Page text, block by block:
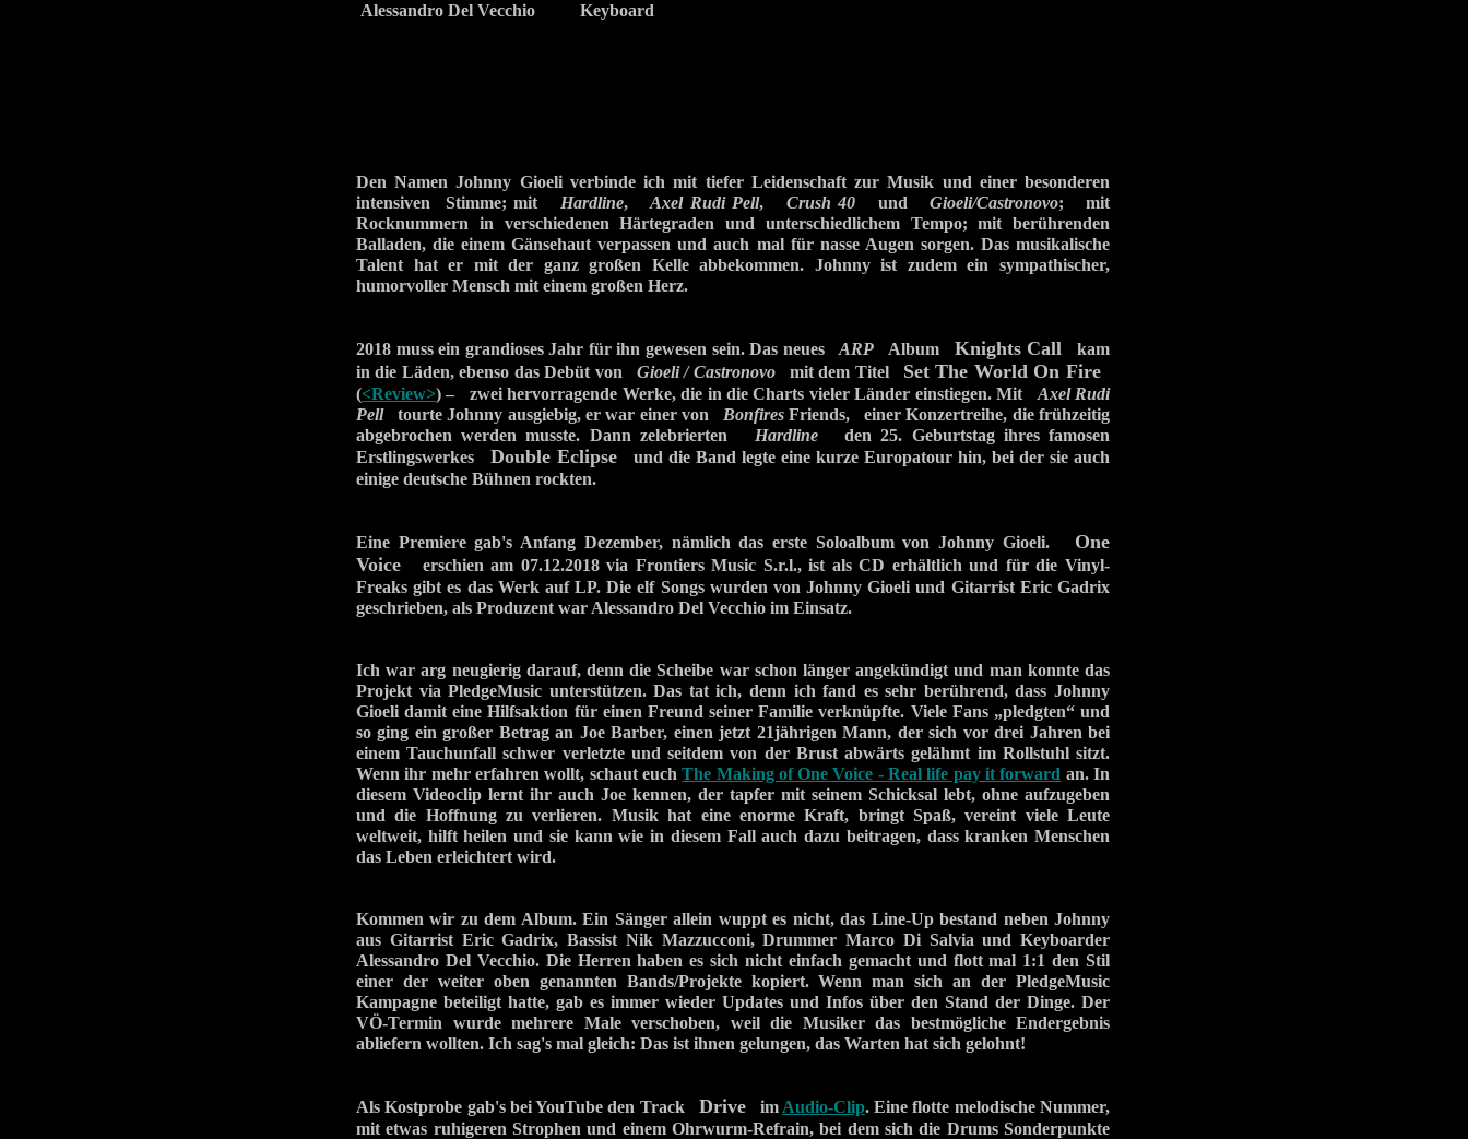
Alessandro Del Vecchio
Keyboard
Den Namen Johnny Gioeli verbinde ich mit tiefer Leidenschaft zur Musik und einer besonderen
intensiven Stimme; mit Hardline, Axel Rudi Pell, Crush 40 und Gioeli/Castronovo; mit
Rocknummern in verschiedenen Härtegraden und unterschiedlichem Tempo; mit berührenden
Balladen, die einem Gänsehaut verpassen und auch mal für nasse Augen sorgen. Das musikalische
Talent hat er mit der ganz großen Kelle abbekommen. Johnny ist zudem ein sympathischer,
humorvoller Mensch mit einem großen Herz.
2018 muss ein grandioses Jahr für ihn gewesen sein. Das neuesARP Album Knights Call kam
in die Läden, ebenso das Debüt von Gioeli / Castronovomit dem Titel Set The World On Fire
(<Review>) – zwei hervorragende Werke, die in die Charts vieler Länder einstiegen. Mit Axel Rudi
Pelltourte Johnny ausgiebig, er war einer von BonfiresFriends, einer Konzertreihe, die frühzeitig
abgebrochen werden musste. Dann zelebrierten Hardlineden 25. Geburtstag ihres famosen
Erstlingswerkes Double Eclipse und die Band legte eine kurze Europatour hin, bei der sie auch
einige deutsche Bühnen rockten.
Eine Premiere gab's Anfang Dezember, nämlich das erste Soloalbum von Johnny Gioeli. One
Voice erschien am 07.12.2018 via Frontiers Music S.r.l., ist als CD erhältlich und für die Vinyl-
Freaks gibt es das Werk auf LP. Die elf Songs wurden von Johnny Gioeli und Gitarrist Eric Gadrix
geschrieben, als Produzent war Alessandro Del Vecchio im Einsatz.
Ich war arg neugierig darauf, denn die Scheibe war schon länger angekündigt und man konnte das
Projekt via PledgeMusic unterstützen. Das tat ich, denn ich fand es sehr berührend, dass Johnny
Gioeli damit eine Hilfsaktion für einen Freund seiner Familie verknüpfte. Viele Fans „pledgten“ und
so ging ein großer Betrag an Joe Barber, einen jetzt 21jährigen Mann, der sich vor drei Jahren bei
einem Tauchunfall schwer verletzte und seitdem von der Brust abwärts gelähmt im Rollstuhl sitzt.
Wenn ihr mehr erfahren wollt, schaut euchThe Making of One Voice - Real life pay it forward an. In
diesem Videoclip lernt ihr auch Joe kennen, der tapfer mit seinem Schicksal lebt, ohne aufzugeben
und die Hoffnung zu verlieren. Musik hat eine enorme Kraft, bringt Spaß, vereint viele Leute
weltweit, hilft heilen und sie kann wie in diesem Fall auch dazu beitragen, dass kranken Menschen
das Leben erleichtert wird.
Kommen wir zu dem Album. Ein Sänger allein wuppt es nicht, das Line-Up bestand neben Johnny
aus Gitarrist Eric Gadrix, Bassist Nik Mazzucconi, Drummer Marco Di Salvia und Keyboarder
Alessandro Del Vecchio. Die Herren haben es sich nicht einfach gemacht und flott mal 1:1 den Stil
einer der weiter oben genannten Bands/Projekte kopiert. Wenn man sich an der PledgeMusic
Kampagne beteiligt hatte, gab es immer wieder Updates und Infos über den Stand der Dinge. Der
VÖ-Termin wurde mehrere Male verschoben, weil die Musiker das bestmögliche Endergebnis
abliefern wollten. Ich sag's mal gleich: Das ist ihnen gelungen, das Warten hat sich gelohnt!
Als Kostprobe gab's bei YouTube den Track Driveim Audio-Clip. Eine flotte melodische Nummer,
mit etwas ruhigeren Strophen und einem Ohrwurm-Refrain, bei dem sich die Drums Sonderpunkte